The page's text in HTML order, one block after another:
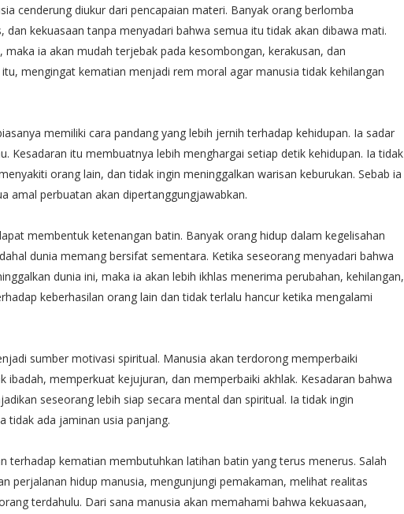
cenderung diukur dari pencapaian materi. Banyak orang berlomba
kekuasaan tanpa menyadari bahwa semua itu tidak akan dibawa mati.
ia akan mudah terjebak pada kesombongan, kerakusan, dan
mengingat kematian menjadi rem moral agar manusia tidak kehilangan
memiliki cara pandang yang lebih jernih terhadap kehidupan. Ia sadar
Kesadaran itu membuatnya lebih menghargai setiap detik kehidupan. Ia tidak
orang lain, dan tidak ingin meninggalkan warisan keburukan. Sebab ia
amal perbuatan akan dipertanggungjawabkan.
membentuk ketenangan batin. Banyak orang hidup dalam kegelisahan
dunia memang bersifat sementara. Ketika seseorang menyadari bahwa
dunia ini, maka ia akan lebih ikhlas menerima perubahan, kehilangan,
keberhasilan orang lain dan tidak terlalu hancur ketika mengalami
sumber motivasi spiritual. Manusia akan terdorong memperbaiki
ibadah, memperkuat kejujuran, dan memperbaiki akhlak. Kesadaran bahwa
seseorang lebih siap secara mental dan spiritual. Ia tidak ingin
tidak ada jaminan usia panjang.
terhadap kematian membutuhkan latihan batin yang terus menerus. Salah
perjalanan hidup manusia, mengunjungi pemakaman, melihat realitas
terdahulu. Dari sana manusia akan memahami bahwa kekuasaan,